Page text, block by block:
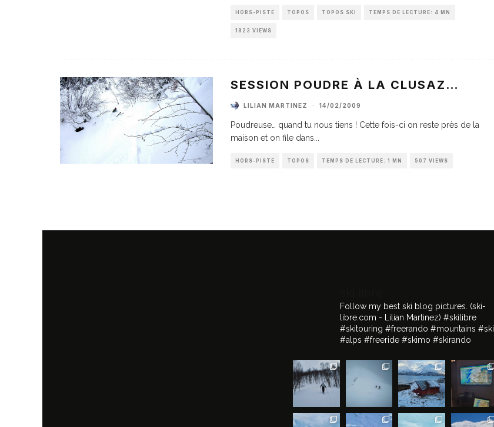
HORS-PISTE TOPOS TOPOS SKI TEMPS DE LECTURE: 4 MN
1823 VIEWS
SESSION POUDRE À LA CLUSAZ…
LILIAN MARTINEZ · 14/02/2009
Poudreuse… quand tu nous tiens ! Cette fois-ci on reste près de la
maison et on file dans
HORS-PISTE TOPOS TEMPS DE LECTURE: 1 MN 507 VIEWS
Follow my best ski blog pictures. (ski-
libre.com - Lilian Martinez) #skilibre
#skitouring #freerando #mountains #ski
#alps #freeride #skimo #skirando